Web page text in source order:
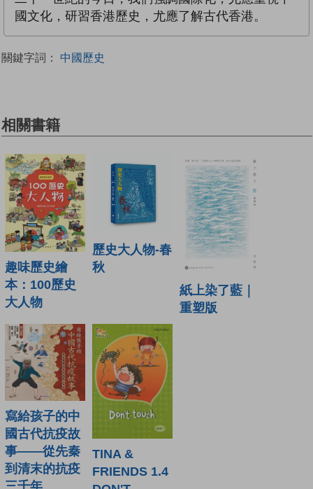
國文化，研習香港歷史，尤應了解古代香港。
關鍵字詞： 中國歷史
相關書籍
趣味歷史繪
本：100歷史
大人物
歷史大人物-春
秋
紙上染了藍｜
重塑版
寫給孩子的中
國古代抗疫故
事——從先秦
到清末的抗疫
三千年
TINA &
FRIENDS 1.4